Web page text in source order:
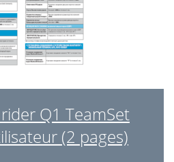
Q1 TeamSet
(2 pages)